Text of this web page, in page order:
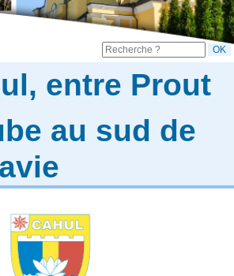
entre Prout
au sud de